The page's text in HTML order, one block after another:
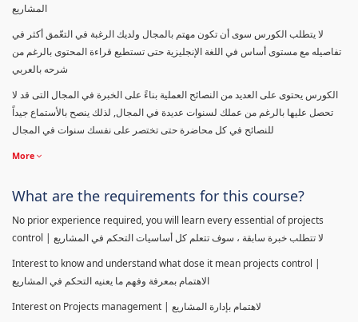
المشاريع
لا يتطلب الكورس سوى أن تكون مهتم بالمجال ولديك الرغبة في التعّمق أكثر في
تفاصيله مع مستوى أساس في اللغة الإنجليزية حتى تستطيع قراءة المحتوى بالرغم من
شرحه بالعربي
الكورس يحتوى على العديد من النصائح العملية بناءً على الخبرة في المجال التى قد لا
تحصل عليها بالرغم من عملك لسنوات عديدة في المجال, لذلك ينصح بالأستماع جيداً
للنصائح في كل محاضرة حتى تختصر على نفسك سنوات في المجال
More
What are the requirements for this course?
No prior experience required, you will learn every essential of projects
control | لا تتطلب خبرة سابقة ، سوف تتعلم كل أساسيات التحكم في المشاريع
Interest to know and understand what dose it mean projects control |
الاهتمام بمعرفة وفهم ما يعنيه التحكم في المشاريع
Interest on Projects management | لاهتمام بإدارة المشاريع